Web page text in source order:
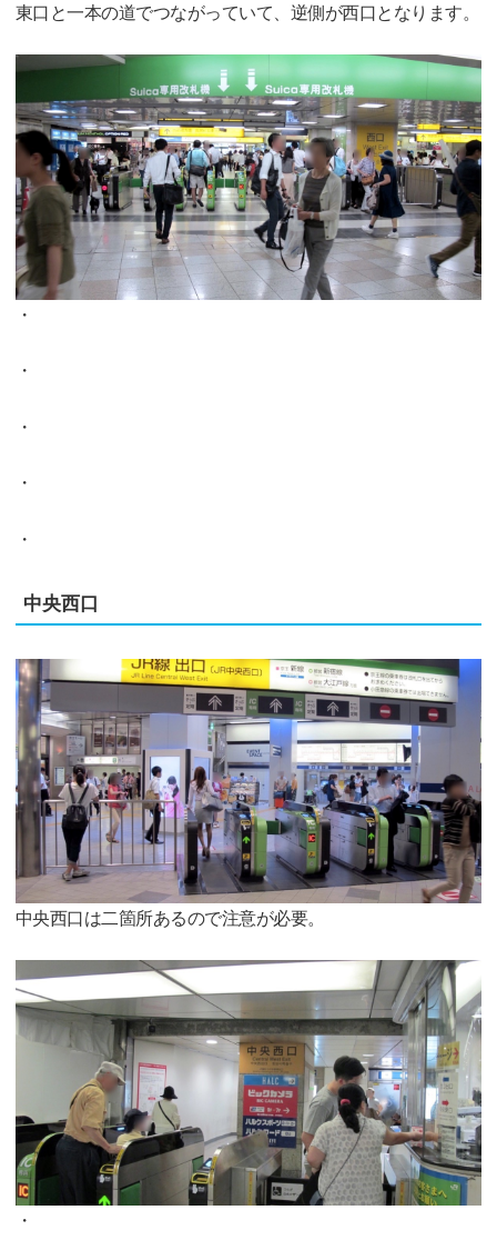
東口と一本の道でつながっていて、逆側が西口となります。
・
・
・
・
・
中央西口
中央西口は二箇所あるので注意が必要。
・